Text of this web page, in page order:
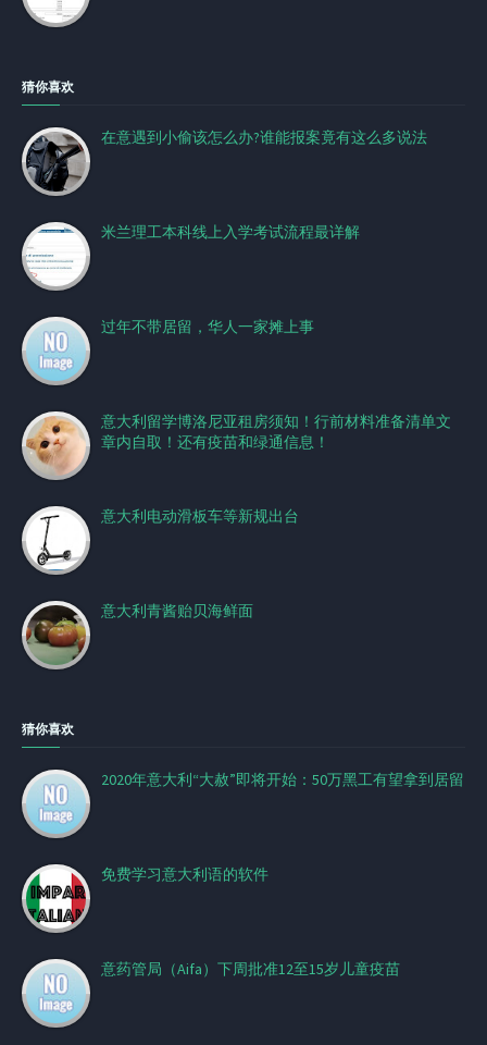
猜你喜欢
在意遇到小偷该怎么办?谁能报案竟有这么多说法
米兰理工本科线上入学考试流程最详解
过年不带居留，华人一家摊上事
意大利留学博洛尼亚租房须知！行前材料准备清单文
章内自取！还有疫苗和绿通信息！
意大利电动滑板车等新规出台
意大利青酱贻贝海鲜面
猜你喜欢
2020年意大利“大赦”即将开始：50万黑工有望拿到居留
免费学习意大利语的软件
意药管局（Aifa）下周批准12至15岁儿童疫苗